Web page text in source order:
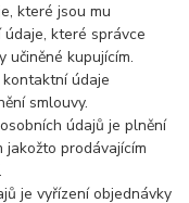
které jsou mu
které správce
učiněné kupujícím.
údaje
smlouvy.
údajů je plnění
jakožto prodávajícím
je vyřízení objednávky